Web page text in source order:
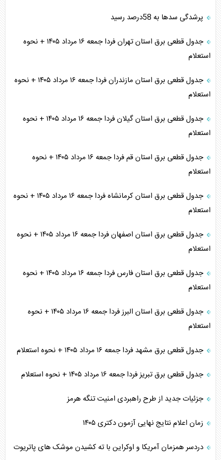
پرشدگی سدها به 58درصد رسید
جدول قطعی برق استان تهران فردا جمعه ۱۶ مرداد ۱۴۰۵ + نحوه
استعلام
جدول قطعی برق استان مازندران فردا جمعه ۱۶ مرداد ۱۴۰۵ + نحوه
استعلام
جدول قطعی برق استان گیلان فردا جمعه ۱۶ مرداد ۱۴۰۵ + نحوه
استعلام
جدول قطعی برق استان قم فردا جمعه ۱۶ مرداد ۱۴۰۵ + نحوه
استعلام
جدول قطعی برق استان کرمانشاه فردا جمعه ۱۶ مرداد ۱۴۰۵ + نحوه
استعلام
جدول قطعی برق استان اصفهان فردا جمعه ۱۶ مرداد ۱۴۰۵ + نحوه
استعلام
جدول قطعی برق استان فارس فردا جمعه ۱۶ مرداد ۱۴۰۵ + نحوه
استعلام
جدول قطعی برق استان البرز فردا جمعه ۱۶ مرداد ۱۴۰۵ + نحوه
استعلام
جدول قطعی برق مشهد فردا جمعه ۱۶ مرداد ۱۴۰۵ + نحوه استعلام
جدول قطعی برق تبریز فردا جمعه ۱۶ مرداد ۱۴۰۵ + نحوه استعلام
جزئیات جدید از طرح راهبردی امنیت تنگه هرمز
زمان اعلام نتایج نهایی آزمون دکتری ۱۴۰۵
دردسر همزمان آمریکا و اوکراین با ته کشیدن موشک های پاتریوت